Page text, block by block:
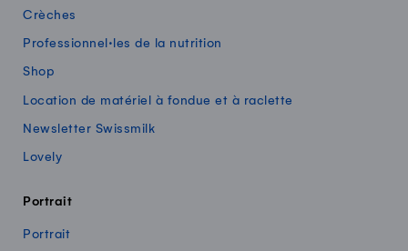
Crèches
Professionnel·les de la nutrition
Shop
Location de matériel à fondue et à raclette
Newsletter Swissmilk
Lovely
Portrait
Portrait